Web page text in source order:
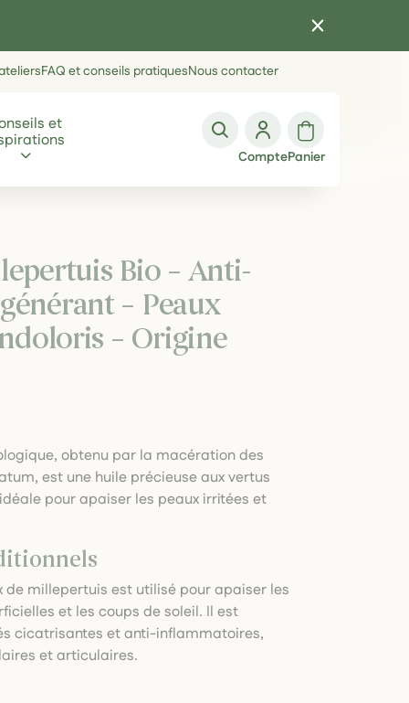
FAQ et conseils pratiquesNous contacter
et
ComptePanier
Bio – Anti-
– Peaux
– Origine
obtenu par la macération des
est une huile précieuse aux vertus
pour apaiser les peaux irritées et
millepertuis est utilisé pour apaiser les
et les coups de soleil. Il est
cicatrisantes et anti-inflammatoires,
et articulaires.